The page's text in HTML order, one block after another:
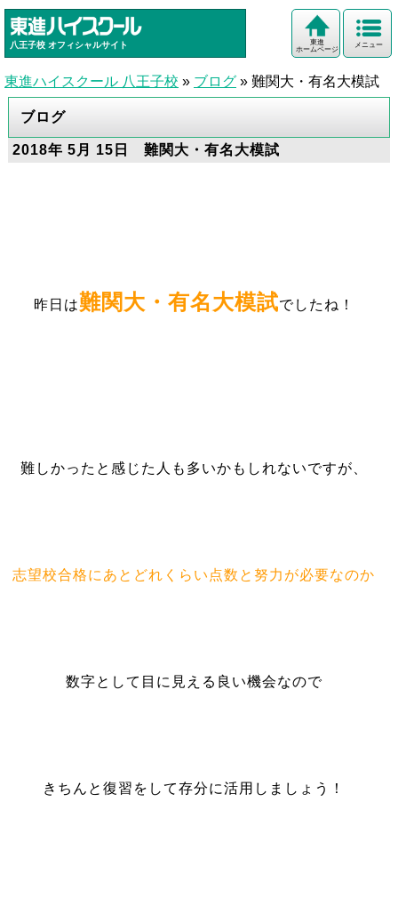
八王子校 オフィシャルサイト メニュー
東進
ホームページ
東進ハイスクール 八王子校 » ブログ » 難関大・有名大模試
ブログ
2018年 5月 15日 難関大・有名大模試
昨日は難関大・有名大模試でしたね！
難しかったと感じた人も多いかもしれないですが、
志望校合格にあとどれくらい点数と努力が必要なのか
数字として目に見える良い機会なので
きちんと復習をして存分に活用しましょう！